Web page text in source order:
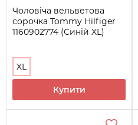
Чоловіча вельветова
сорочка Tommy Hilfiger
1160902774 (Синій XL)
XL
Купити